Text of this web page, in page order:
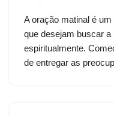
A oração matinal é
que desejam buscar
espiritualmente.
de entregar as